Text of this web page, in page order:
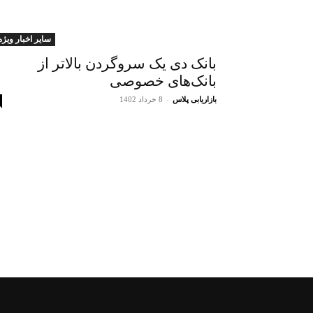
سایر اخبار
بانک دی یک سروگردن بالاتر از
بانک‌های خصوصی
بازاریابی پلاس - 8 خرداد 1402